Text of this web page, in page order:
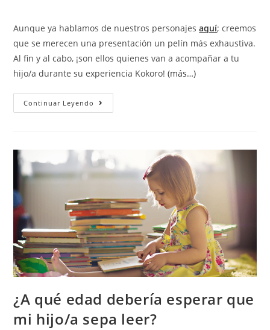
Aunque ya hablamos de nuestros personajesaquí; creemos
que se merecen una presentación un pelín más exhaustiva.
Al fin y al cabo, ¡son ellos quienes van a acompañar a tu
hijo/a durante su experiencia Kokoro!(más…)
Continuar Leyendo
¿A qué edad debería esperar que
mi hijo/a sepa leer?